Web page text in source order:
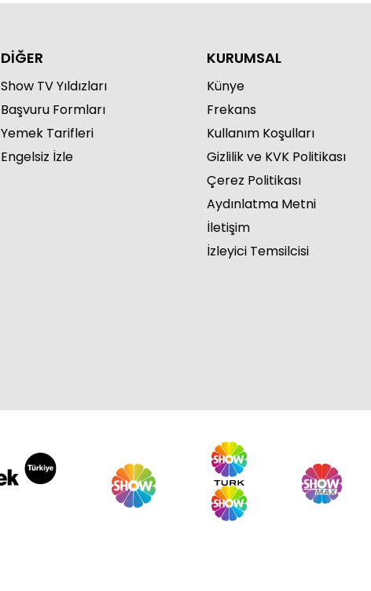
DİĞER
Show TV Yıldızları
Başvuru Formları
Yemek Tarifleri
Engelsiz İzle
KURUMSAL
Künye
Frekans
Kullanım Koşulları
Gizlilik ve KVK Politikası
Çerez Politikası
Aydınlatma Metni
İletişim
İzleyici Temsilcisi